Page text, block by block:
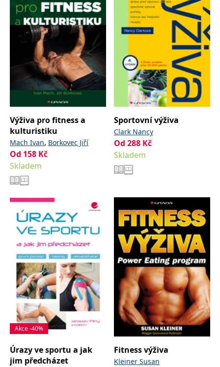
Výživa pro fitness a
kulturistiku
Mach Ivan, Borkovec Jiří
Od 158 Kč
Skladem
Sportovní výživa
Clark Nancy
Od 288 Kč
Skladem
Akce -40%
Úrazy ve sportu a jak
jim předcházet
Fitness výživa
Kleiner Susan